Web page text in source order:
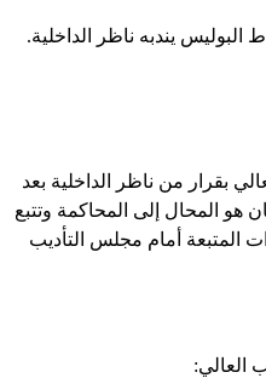
يندبه ناظر الداخلية.
بقرار من ناظر الداخلية بعد
المحال إلى المحاكمة وتتبع
المتبعة أمام مجلس التأديب